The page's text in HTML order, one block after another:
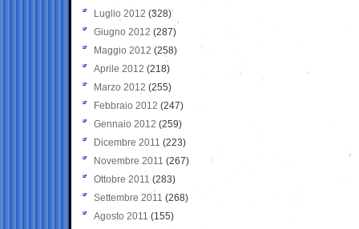
Luglio 2012 (328)
Giugno 2012 (287)
Maggio 2012 (258)
Aprile 2012 (218)
Marzo 2012 (255)
Febbraio 2012 (247)
Gennaio 2012 (259)
Dicembre 2011 (223)
Novembre 2011 (267)
Ottobre 2011 (283)
Settembre 2011 (268)
Agosto 2011 (155)